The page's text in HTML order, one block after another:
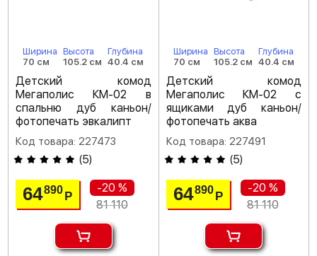
Ширина
70 см
Высота
105.2 см
Глубина
40.4 см
Детский комод
Мегаполис КМ-02 в
спальню дуб каньон/
фотопечать эвкалипт
Код товара: 227473
(5)
64890 Р
-20 %
81 110
Ширина
70 см
Высота
105.2 см
Глубина
40.4 см
Детский комод
Мегаполис КМ-02 с
ящиками дуб каньон/
фотопечать аква
Код товара: 227491
(5)
64890 Р
-20 %
81 110